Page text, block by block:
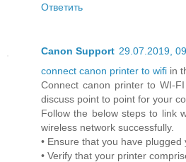
Ответить
Canon Support 29.07.2019,
connect canon printer to wifi in
Connect canon printer to WI-
discuss point to point for your
Follow the below steps to link
wireless network successfully.
• Ensure that you have plugged
• Verify that your printer